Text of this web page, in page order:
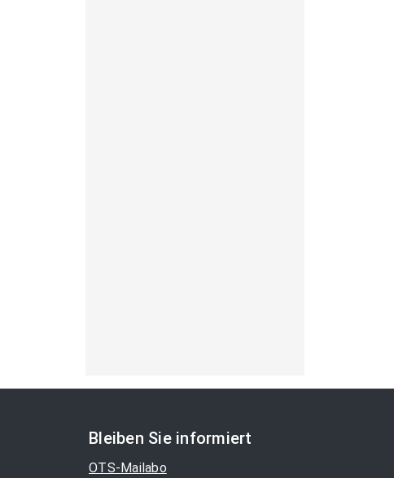
Bleiben Sie informiert
OTS-Mailabo